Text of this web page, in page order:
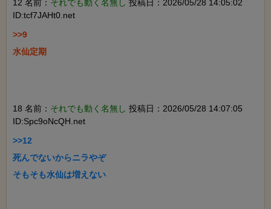
12 名前： それでも動く名無し 投稿日：2026/05/28 14:05:02
ID:tcf7JAHt0.net
>>9
水仙定期
18 名前： それでも動く名無し 投稿日：2026/05/28 14:07:05
ID:Spc9oNcQH.net
>>12
死んでないからニラやぞ
そもそも水仙は増えない